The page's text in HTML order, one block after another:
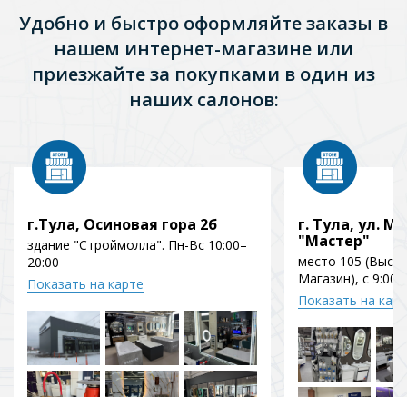
Удобно и быстро оформляйте заказы в
нашем интернет-магазине или
приезжайте за покупками в один из
наших салонов:
г.Тула, Осиновая гора 2б
здание "Строймолла". Пн-Вс 10:00–
20:00
Показать на карте
г. Тула, ул.
"Мастер"
место 105
Магазин), с 9:00
Показать на